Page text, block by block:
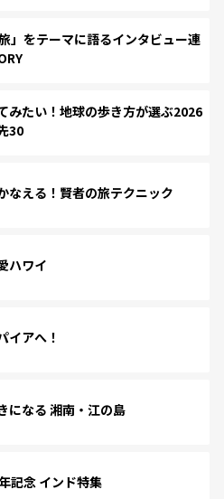
」をテーマに語るインタビュー連
みたい！地球の歩き方が選ぶ2026
30
なえる！賢者の旅テクニック
ハワイ
イアへ！
になる 湘南・江の島
記念 インド特集